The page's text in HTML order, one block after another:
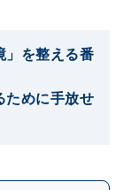
」を整える番
ために手放せ